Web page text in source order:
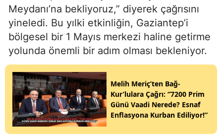
Meydanı’na bekliyoruz,” diyerek çağrısını
yineledi. Bu yılki etkinliğin, Gaziantep’i
bölgesel bir 1 Mayıs merkezi haline getirme
yolunda önemli bir adım olması bekleniyor.
Melih Meriç’ten Bağ-
Kur’lulara Çağrı: “7200 Prim
Günü Vaadi Nerede? Esnaf
Enflasyona Kurban Ediliyor!”